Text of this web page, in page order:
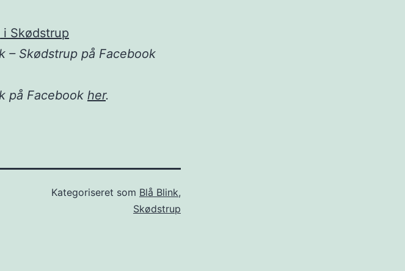
Skødstrup
– Skødstrup på Facebook
på Facebook her.
Kategoriseret som Blå Blink,
Skødstrup